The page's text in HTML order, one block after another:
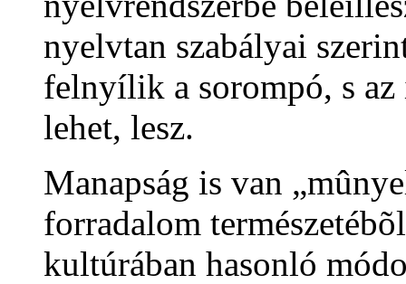
nyelvtan szabályai
felnyílik a sorompó, s
lehet, lesz.
Manapság is van
forradalom
kultúrában hasonló